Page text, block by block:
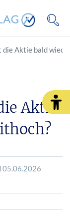
Aktie bald
Aktie
05.06.2026